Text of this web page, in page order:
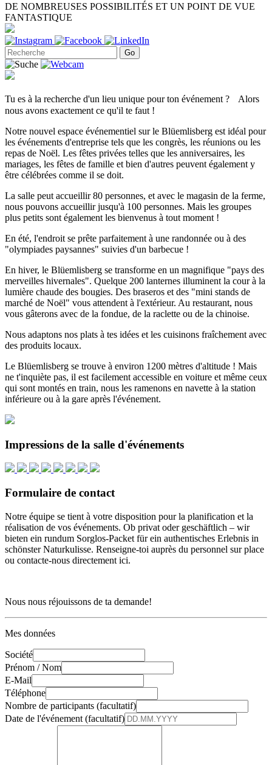
DE NOMBREUSES POSSIBILITÉS ET UN POINT DE VUE
FANTASTIQUE
Tu es à la recherche d'un lieu unique pour ton événement ? Alors
nous avons exactement ce qu'il te faut !
Notre nouvel espace événementiel sur le Blüemlisberg est idéal pour
les événements d'entreprise tels que les congrès, les réunions ou les
repas de Noël. Les fêtes privées telles que les anniversaires, les
mariages, les fêtes de famille et bien d'autres peuvent également y
être célébrées comme il se doit.
La salle peut accueillir 80 personnes, et avec le magasin de la ferme,
nous pouvons accueillir jusqu'à 100 personnes. Mais les groupes
plus petits sont également les bienvenus à tout moment !
En été, l'endroit se prête parfaitement à une randonnée ou à des
"olympiades paysannes" suivies d'un barbecue !
En hiver, le Blüemlisberg se transforme en un magnifique "pays des
merveilles hivernales". Quelque 200 lanternes illuminent la cour à la
lumière chaude des bougies. Des braseros et des "mini stands de
marché de Noël" vous attendent à l'extérieur. Au restaurant, nous
vous gâterons avec de la fondue, de la raclette ou de la chinoise.
Nous adaptons nos plats à tes idées et les cuisinons fraîchement avec
des produits locaux.
Le Blüemlisberg se trouve à environ 1200 mètres d'altitude ! Mais
ne t'inquiète pas, il est facilement accessible en voiture et même ceux
qui sont montés en train, nous les ramenons en navette à la station
inférieure ou à la gare après l'événement.
Impressions de la salle d'événements
Formulaire de contact
Notre équipe se tient à votre disposition pour la planification et la
réalisation de vos événements. Ob privat oder geschäftlich – wir
bieten ein rundum Sorglos-Packet für ein authentisches Erlebnis in
schönster Naturkulisse. Renseigne-toi auprès du personnel sur place
ou contacte-nous directement ici.
Nous nous réjouissons de ta demande!
Mes données
Société
Prénom / Nom
E-Mail
Téléphone
Nombre de participants (facultatif)
Date de l'événement (facultatif)